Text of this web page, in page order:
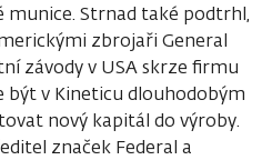
munice. Strnad také podtrhl,
zbrojaři General
závody v USA skrze firmu
být v Kineticu dlouhodobým
nový kapitál do výroby.
značek Federal a